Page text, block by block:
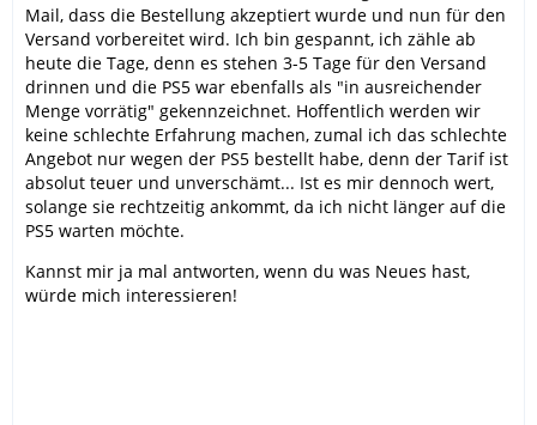
Mail, dass die Bestellung akzeptiert wurde und nun für den
Versand vorbereitet wird. Ich bin gespannt, ich zähle ab
heute die Tage, denn es stehen 3-5 Tage für den Versand
drinnen und die PS5 war ebenfalls als "in ausreichender
Menge vorrätig" gekennzeichnet. Hoffentlich werden wir
keine schlechte Erfahrung machen, zumal ich das schlechte
Angebot nur wegen der PS5 bestellt habe, denn der Tarif ist
absolut teuer und unverschämt... Ist es mir dennoch wert,
solange sie rechtzeitig ankommt, da ich nicht länger auf die
PS5 warten möchte.
Kannst mir ja mal antworten, wenn du was Neues hast,
würde mich interessieren!